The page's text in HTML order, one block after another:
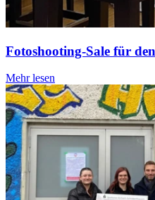
Fotoshooting-Sale für
Mehr lesen